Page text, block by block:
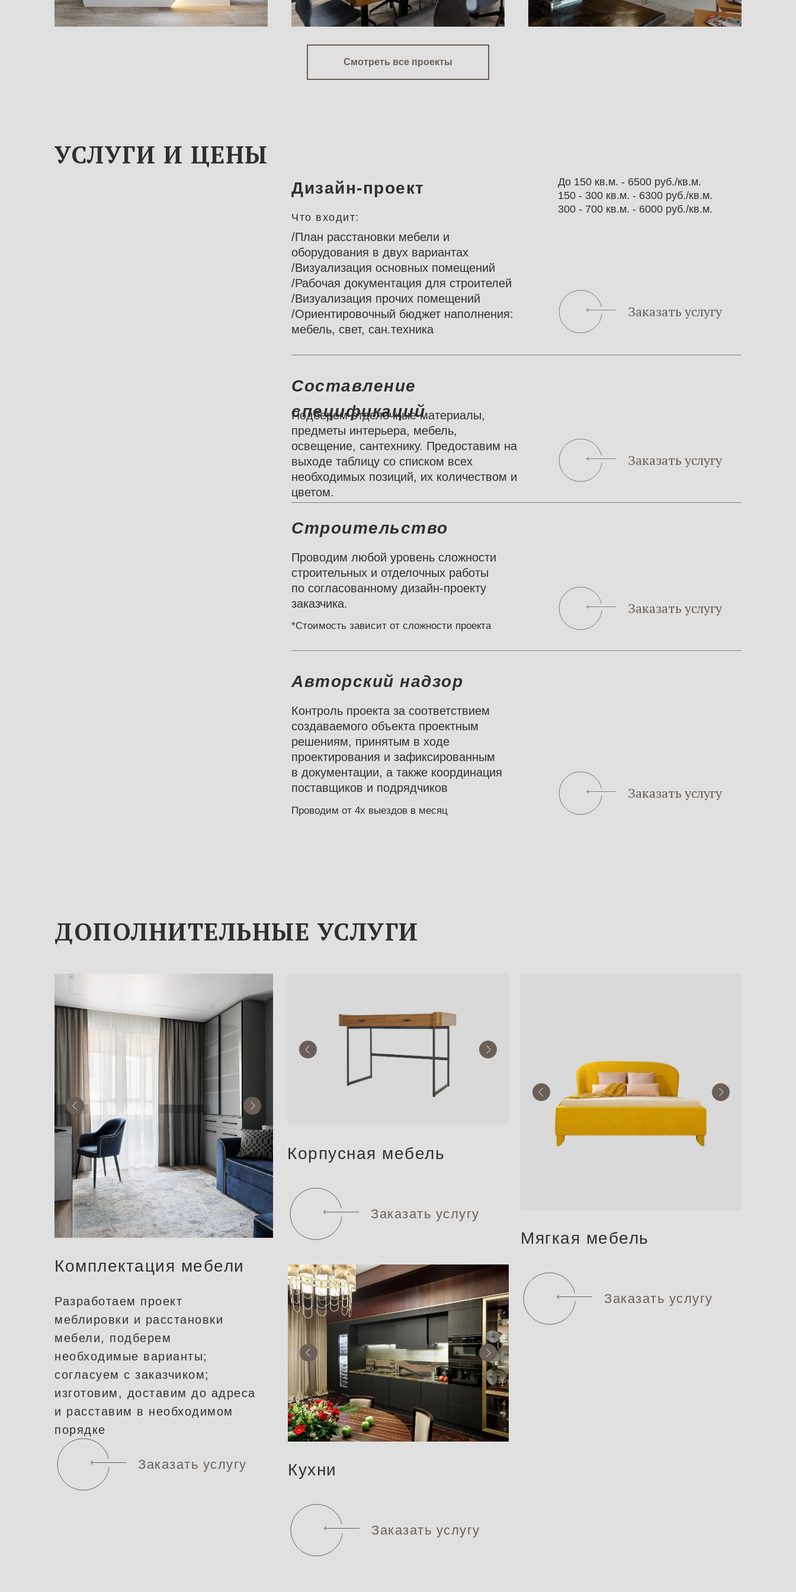
Смотреть все проекты
УСЛУГИ И ЦЕНЫ
Дизайн-проект
Что входит:
/План расстановки мебели и
оборудования в двух вариантах
/Визуализация основных помещений
/Рабочая документация для строителей
/Визуализация прочих помещений
/Ориентировочный бюджет наполнения:
мебель, свет, сан.техника
До 150 кв.м. - 6500 руб./кв.м.
150 - 300 кв.м. - 6300 руб./кв.м.
300 - 700 кв.м. - 6000 руб./кв.м.
Заказать услугу
Составление
спецификаций
Подберем отделочные материалы,
предметы интерьера, мебель,
освещение, сантехнику. Предоставим на
выходе таблицу со списком всех
необходимых позиций, их количеством и
цветом.
Заказать услугу
Строительство
Проводим любой уровень сложности
строительных и отделочных работы
по согласованному дизайн-проекту
заказчика.
Заказать услугу
*Стоимость зависит от сложности проекта
Авторский надзор
Контроль проекта за соответствием
создаваемого объекта проектным
решениям, принятым в ходе
проектирования и зафиксированным
в документации, а также координация
поставщиков и подрядчиков
Заказать услугу
Проводим от 4х выездов в месяц
/Визуализация основных помещений
/Рабочая документация для
строителей
ДОПОЛНИТЕЛЬНЫЕ УСЛУГИ
Корпусная мебель
Заказать услугу
Мягкая мебель
Заказать услугу
Кухни
Заказать услугу
Комплектация мебели
Заказать услугу
Разработаем проект
меблировки и расстановки
мебели, подберем
необходимые варианты;
согласуем с заказчиком;
изготовим, доставим до адреса
и расставим в необходимом
порядке